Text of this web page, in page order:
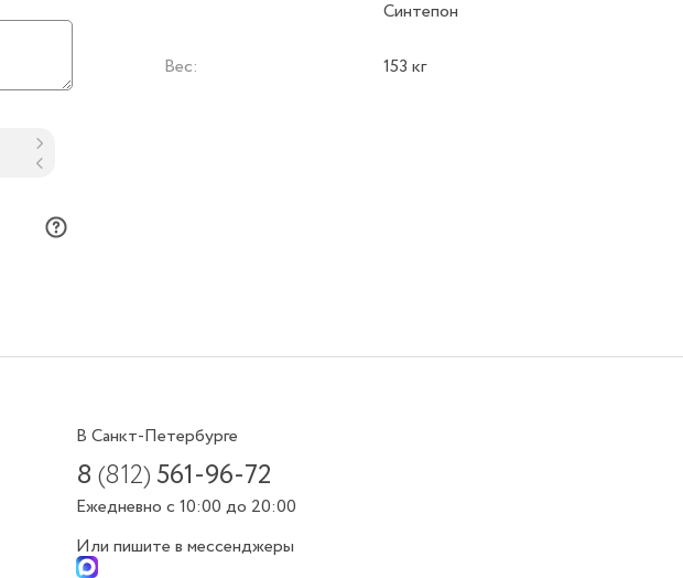
Синтепон
Вес: 153 кг
В Санкт-Петербурге
8(812) 561-96-72
Ежедневно с 10:00 до 20:00
Или пишите в мессенджеры